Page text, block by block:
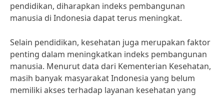
pendidikan, diharapkan indeks pembangunan
manusia di Indonesia dapat terus meningkat.
Selain pendidikan, kesehatan juga merupakan faktor
penting dalam meningkatkan indeks pembangunan
manusia. Menurut data dari Kementerian Kesehatan,
masih banyak masyarakat Indonesia yang belum
memiliki akses terhadap layanan kesehatan yang